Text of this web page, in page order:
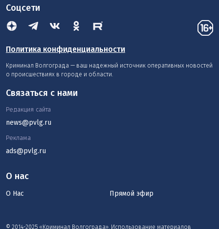
Соцсети
Политика конфиденциальности
Криминал Волгограда — ваш надежный источник оперативных новостей
о происшествиях в городе и области.
О нас
О Нас Прямой эфир
© 2014-2025 «Криминал Волгограда». Использование материалов
Связаться с нами
Редакция сайта
news@pvlg.ru
Реклама
ads@pvlg.ru